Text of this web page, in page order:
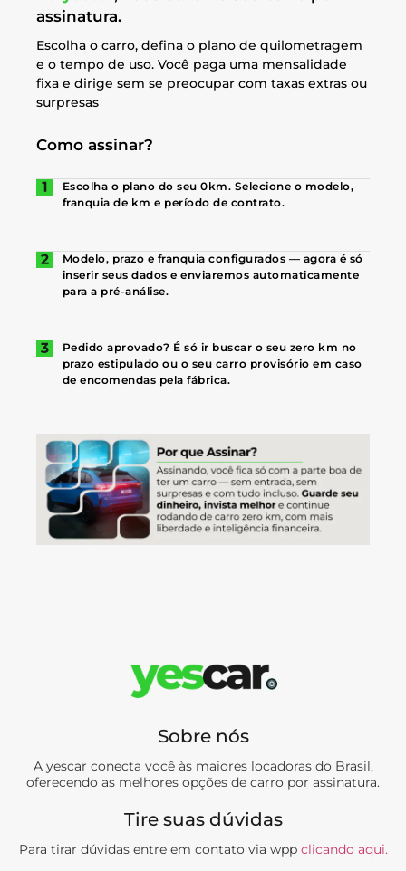
assinatura.
Escolha o carro, defina o plano de quilometragem
e o tempo de uso. Você paga uma mensalidade
fixa e dirige sem se preocupar com taxas extras ou
surpresas
Como assinar?
Escolha o plano do seu 0km. Selecione o modelo,
franquia de km e período de contrato.
Modelo, prazo e franquia configurados — agora é só
inserir seus dados e enviaremos automaticamente
para a pré-análise.
Pedido aprovado? É só ir buscar o seu zero km no
prazo estipulado ou o seu carro provisório em caso
de encomendas pela fábrica.
Sobre nós
A yescar conecta você às maiores locadoras do Brasil,
oferecendo as melhores opções de carro por assinatura.
Tire suas dúvidas
Para tirar dúvidas entre em contato via wpp clicando aqui.